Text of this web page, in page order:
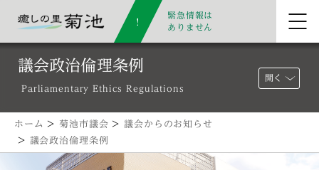
緊急情報は
ありません
議会政治倫理条例
Parliamentary Ethics Regulations
開く
ホーム > 菊池市議会 >議会からのお知らせ
> 議会政治倫理条例